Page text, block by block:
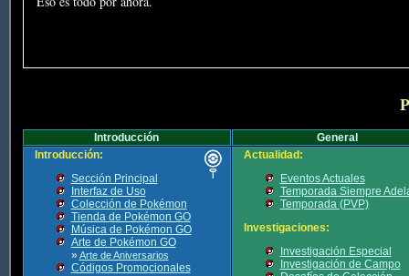
Introducción
General
Introducción:
Sección Principal
Interfaz de Uso
Colección de Pokémon
Tienda de Pokémon GO
Música de Pokémon GO
Arte de Pokémon GO
» Arte de Aniversarios
Códigos Promocionales
Actualidad:
Eventos Actuales
Temporada Siempre
Temporada (PVP)
Investigaciones:
Investigación Especial
Investigación de Campo